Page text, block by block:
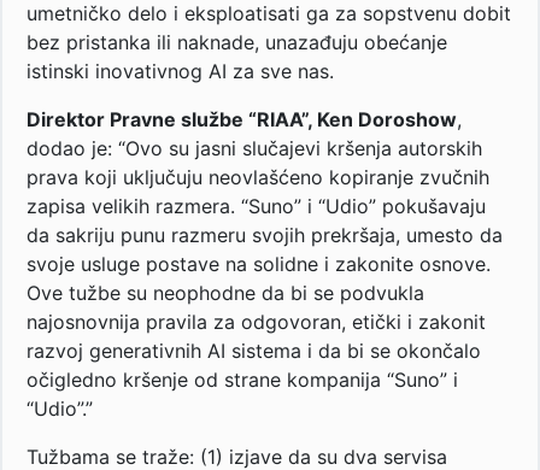
umetničko delo i eksploatisati ga za sopstvenu dobit
bez pristanka ili naknade, unazađuju obećanje
istinski inovativnog AI za sve nas.
Direktor Pravne službe “RIAA”, Ken Doroshow,
dodao je: “Ovo su jasni slučajevi kršenja autorskih
prava koji uključuju neovlašćeno kopiranje zvučnih
zapisa velikih razmera. “Suno” i “Udio” pokušavaju
da sakriju punu razmeru svojih prekršaja, umesto da
svoje usluge postave na solidne i zakonite osnove.
Ove tužbe su neophodne da bi se podvukla
najosnovnija pravila za odgovoran, etički i zakonit
razvoj generativnih AI sistema i da bi se okončalo
očigledno kršenje od strane kompanija “Suno” i
“Udio”.”
Tužbama se traže: (1) izjave da su dva servisa